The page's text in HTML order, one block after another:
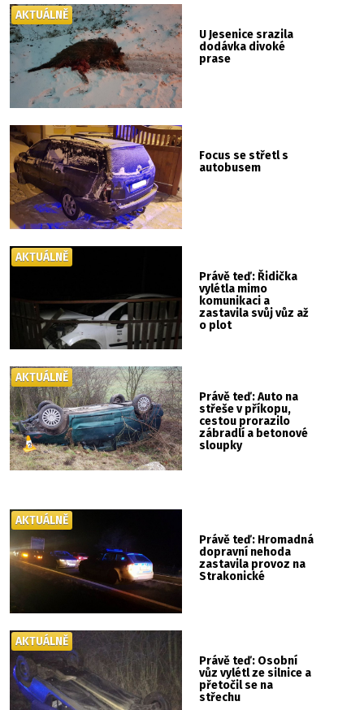
U Jesenice srazila
dodávka divoké
prase
AKTUÁLNĚ
Focus se střetl s
autobusem
Právě teď: Řidička
vylétla mimo
komunikaci a
zastavila svůj vůz až
o plot
AKTUÁLNĚ
Právě teď: Auto na
střeše v příkopu,
cestou prorazilo
zábradlí a betonové
sloupky
AKTUÁLNĚ
Právě teď: Hromadná
dopravní nehoda
zastavila provoz na
Strakonické
AKTUÁLNĚ
Právě teď: Osobní
vůz vylétl ze silnice a
přetočil se na
střechu
AKTUÁLNĚ